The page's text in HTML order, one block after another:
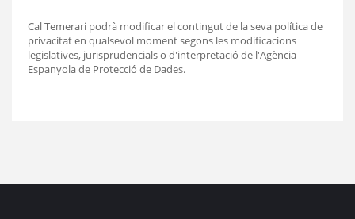
Cal Temerari podrà modificar el contingut de la seva política de
privacitat en qualsevol moment segons les modificacions
legislatives, jurisprudencials o d'interpretació de l'Agència
Espanyola de Protecció de Dades.